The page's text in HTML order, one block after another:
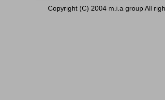
Copyright (C) 2004 m.i.a group All